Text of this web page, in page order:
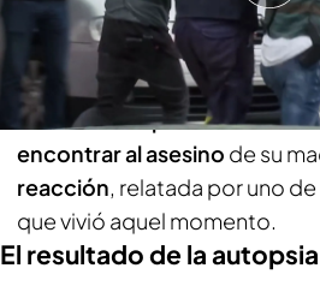
comunicación de tal noticia.
Abruñedo, quien se
notificado en persona de
tantos años" por fin habían
encontrar al asesino de su
reacción, relatada por uno
que vivió aquel momento.
El resultado de la